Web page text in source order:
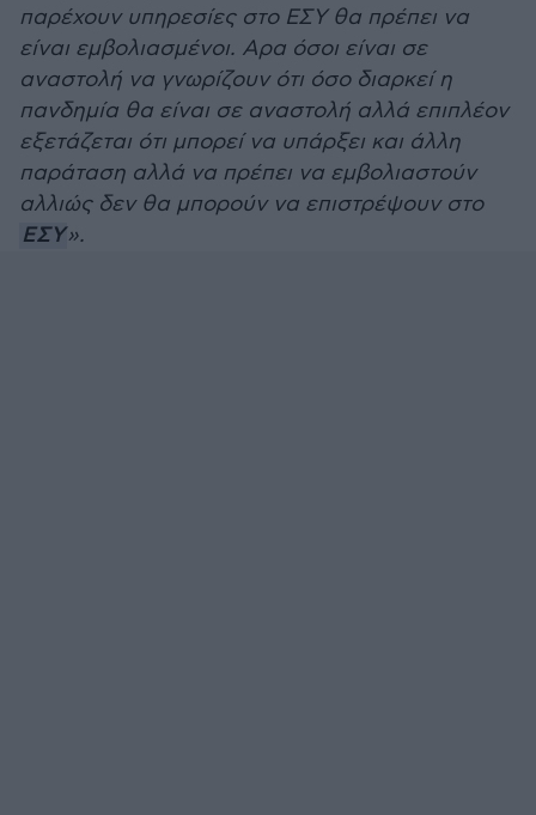
παρέχουν υπηρεσίες στο ΕΣΥ θα πρέπει να
είναι εμβολιασμένοι. Αρα όσοι είναι σε
αναστολή να γνωρίζουν ότι όσο διαρκεί η
πανδημία θα είναι σε αναστολή αλλά επιπλέον
εξετάζεται ότι μπορεί να υπάρξει και άλλη
παράταση αλλά να πρέπει να εμβολιαστούν
αλλιώς δεν θα μπορούν να επιστρέψουν στο
ΕΣΥ».